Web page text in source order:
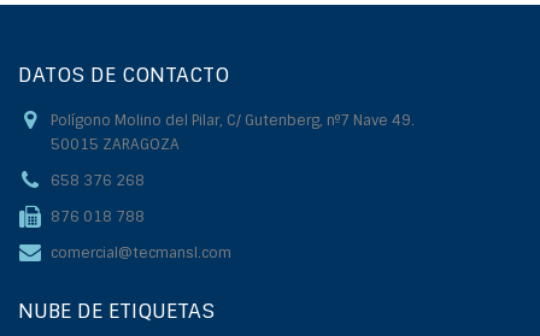
DATOS DE CONTACTO
Polígono Molino del Pilar, C/ Gutenberg, nº7 Nave 49.
50015 ZARAGOZA
658 376 268
876 018 788
comercial@tecmansl.com
NUBE DE ETIQUETAS